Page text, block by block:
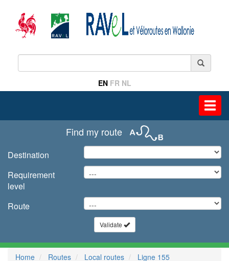
EN FR NL
Find my route
Destination
Requirement
level
Route
Validate
Home Routes Local routes
Ligne 155